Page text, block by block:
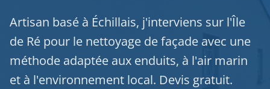
Artisan basé à Échillais, j'interviens sur l'Île
de Ré pour le nettoyage de façade avec une
méthode adaptée aux enduits, à l'air marin
et à l'environnement local. Devis gratuit.